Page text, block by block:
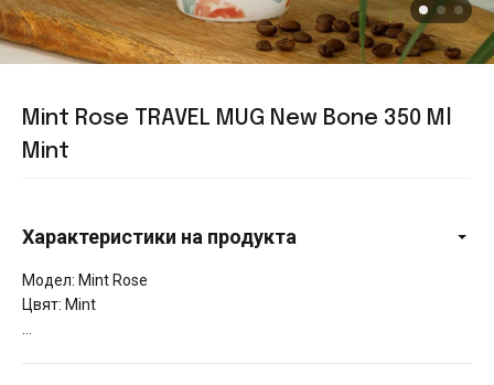
Mint Rose TRAVEL MUG New Bone 350 Ml
Mint
Характеристики на продукта
Модел: Mint Rose
Цвят: Mint